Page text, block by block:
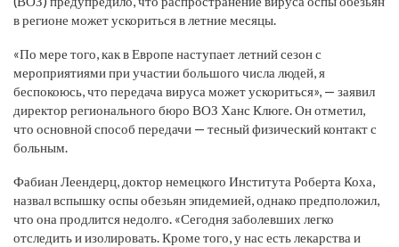
в регионе может ускориться в летние месяцы.
«По мере того, как в Европе наступает летний сезон с
мероприятиями при участии большого числа людей, я
беспокоюсь, что передача вируса может ускориться», — заявил
директор регионального бюро ВОЗ Ханс Клюге. Он отметил,
что основной способ передачи — тесный физический контакт с
больным.
Фабиан Леендерц, доктор немецкого Института Роберта Коха,
назвал вспышку оспы обезьян эпидемией, однако предположил,
что она продлится недолго. «Сегодня заболевших легко
отследить и изолировать. Кроме того, у нас есть лекарства и